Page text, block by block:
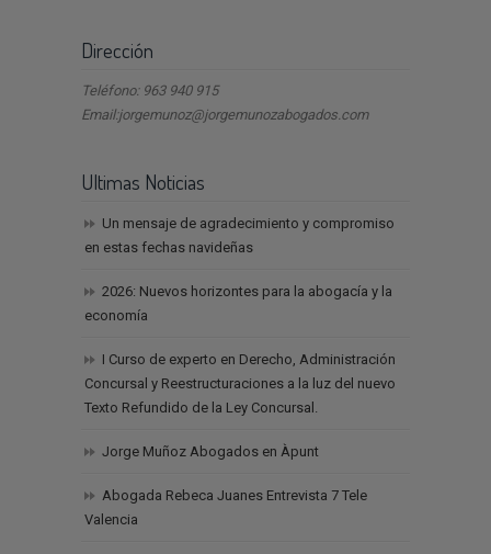
Dirección
Teléfono: 963 940 915
Email:jorgemunoz@jorgemunozabogados.com
Ultimas Noticias
Un mensaje de agradecimiento y compromiso
en estas fechas navideñas
2026: Nuevos horizontes para la abogacía y la
economía
I Curso de experto en Derecho, Administración
Concursal y Reestructuraciones a la luz del nuevo
Texto Refundido de la Ley Concursal.
Jorge Muñoz Abogados en Àpunt
Abogada Rebeca Juanes Entrevista 7 Tele
Valencia